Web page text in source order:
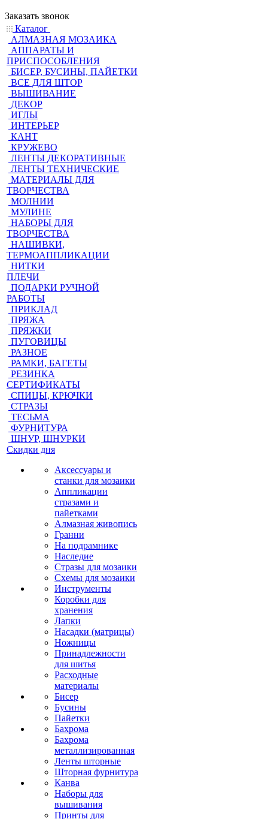
Заказать звонок
Каталог
АЛМАЗНАЯ МОЗАИКА
АППАРАТЫ И
ПРИСПОСОБЛЕНИЯ
БИСЕР, БУСИНЫ, ПАЙЕТКИ
ВСЕ ДЛЯ ШТОР
ВЫШИВАНИЕ
ДЕКОР
ИГЛЫ
ИНТЕРЬЕР
КАНТ
КРУЖЕВО
ЛЕНТЫ ДЕКОРАТИВНЫЕ
ЛЕНТЫ ТЕХНИЧЕСКИЕ
МАТЕРИАЛЫ ДЛЯ
ТВОРЧЕСТВА
МОЛНИИ
МУЛИНЕ
НАБОРЫ ДЛЯ
ТВОРЧЕСТВА
НАШИВКИ,
ТЕРМОАППЛИКАЦИИ
НИТКИ
ПЛЕЧИ
ПОДАРКИ РУЧНОЙ
РАБОТЫ
ПРИКЛАД
ПРЯЖА
ПРЯЖКИ
ПУГОВИЦЫ
РАЗНОЕ
РАМКИ, БАГЕТЫ
РЕЗИНКА
СЕРТИФИКАТЫ
СПИЦЫ, КРЮЧКИ
СТРАЗЫ
ТЕСЬМА
ФУРНИТУРА
ШНУР, ШНУРКИ
Скидки дня
Аксессуары и
станки для мозаики
Аппликации
стразами и
пайетками
Алмазная живопись
Гранни
На подрамнике
Наследие
Стразы для мозаики
Схемы для мозаики
Инструменты
Коробки для
хранения
Лапки
Насадки (матрицы)
Ножницы
Принадлежности
для шитья
Расходные
материалы
Бисер
Бусины
Пайетки
Бахрома
Бахрома
металлизированная
Ленты шторные
Шторная фурнитура
Канва
Наборы для
вышивания
Принты для